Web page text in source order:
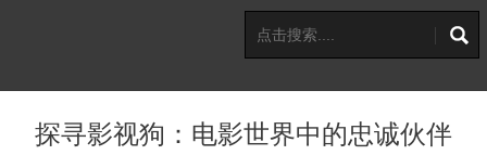
探寻影视狗：电影世界中的忠诚伙伴